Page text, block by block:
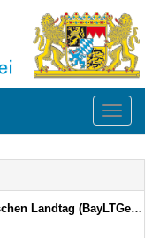
Toggle
vom 14. August 2009 (GVBl. S. 420) BayRS 1100-3-I (§§ 1–195)